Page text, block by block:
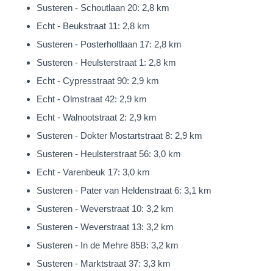
gerealiseerd.
Er is hierdoor meer dan voldoende ruimte voor het parkeren
van twee á drie auto’s.
Algemeen
Het betreft een degelijk gebouwde en energiezuinige woning.
Niet voor niets met energielabel “A”.
De woning is voorzien van een zeer goed isolatiepakket en
kunststof kozijnen met HR++ beglazing.
De verwarming betreft een HR Combiketel en de gehele
begane grond is uitgerust met vloerverwarming.
Aanvullend beschikt de woning over 18 zonnepanelen
(375WP) en airconditioning (Airco Inverters) op de begane
grond én de 1e verdieping. Zeer comfortabel!
Locatie
Susteren - Schoutlaan 20: 2,8 km
Echt - Beukstraat 11: 2,8 km
Susteren - Posterholtlaan 17: 2,8 km
Susteren - Heulsterstraat 1: 2,8 km
Echt - Cypresstraat 90: 2,9 km
Echt - Olmstraat 42: 2,9 km
Echt - Walnootstraat 2: 2,9 km
Susteren - Dokter Mostartstraat 8: 2,9 km
Susteren - Heulsterstraat 56: 3,0 km
Echt - Varenbeuk 17: 3,0 km
Susteren - Pater van Heldenstraat 6: 3,1 km
Susteren - Weverstraat 10: 3,2 km
Susteren - Weverstraat 13: 3,2 km
Susteren - In de Mehre 85B: 3,2 km
Susteren - Marktstraat 37: 3,3 km